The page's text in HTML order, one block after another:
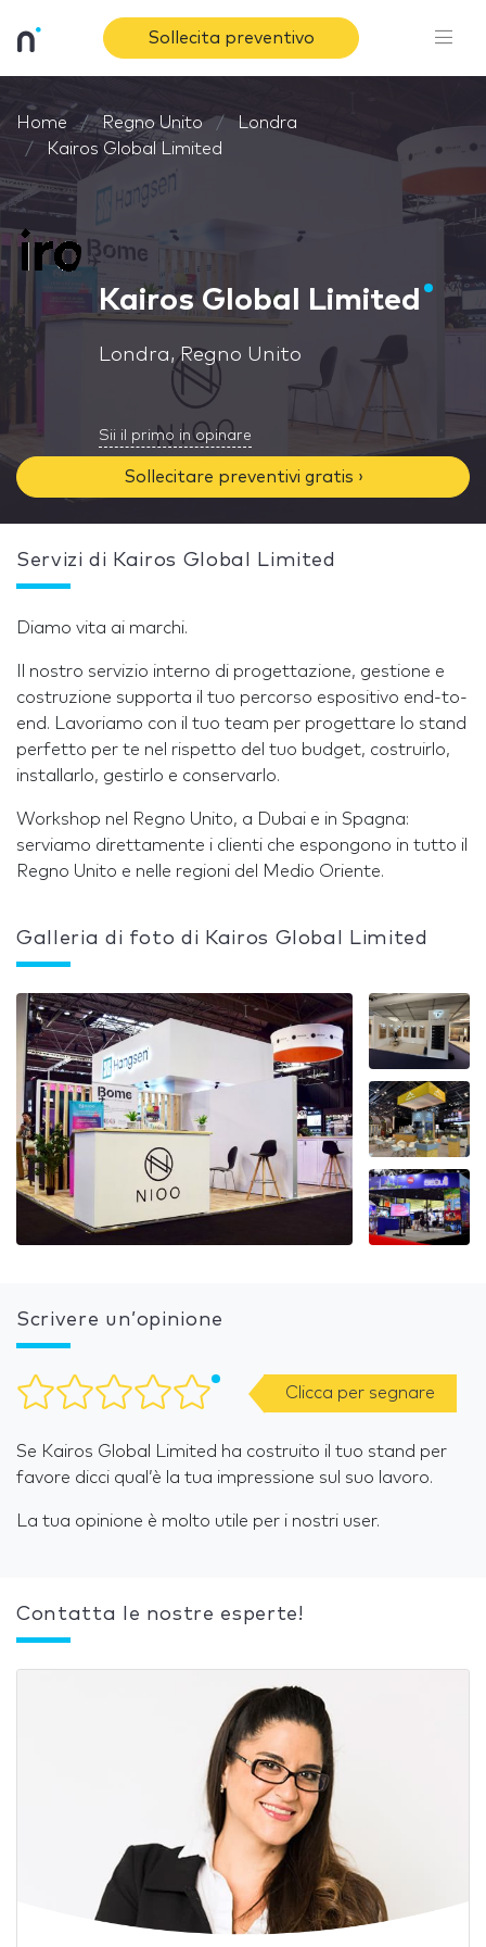
Sollecita preventivo
Home Regno Unito
Londra
Kairos Global Limited
Kairos Global Limited
Londra, Regno Unito
Sii il primo in opinare
Sollecitare preventivi gratis ›
Servizi di Kairos Global Limited
Diamo vita ai marchi.
Il nostro servizio interno di progettazione, gestione e
costruzione supporta il tuo percorso espositivo end-to-
end. Lavoriamo con il tuo team per progettare lo stand
perfetto per te nel rispetto del tuo budget, costruirlo,
installarlo, gestirlo e conservarlo.
Workshop nel Regno Unito, a Dubai e in Spagna:
serviamo direttamente i clienti che espongono in tutto il
Regno Unito e nelle regioni del Medio Oriente.
Galleria di foto di Kairos Global Limited
Scrivere un’opinione
Clicca per segnare
Se Kairos Global Limited ha costruito il tuo stand per
favore dicci qual’è la tua impressione sul suo lavoro.
La tua opinione è molto utile per i nostri user.
Contatta le nostre esperte!